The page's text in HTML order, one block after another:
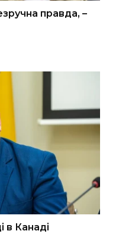
правда, –
в Канаді